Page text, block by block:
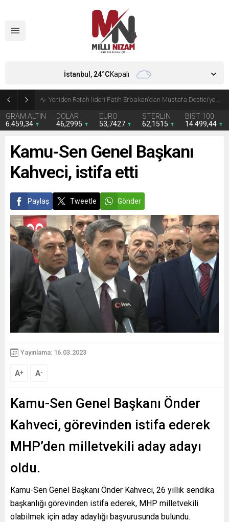
Kira giderleri ilk kez gıdayı geride bıraktı
GRAM ALTIN
6.459,34
DOLAR
46,2995
EURO
53,7427
STERLİN
62,1515
BIST 100
14.499,44
İstanbul, 24°CKapalı
Kamu-Sen Genel Başkanı
Kahveci, istifa etti
Paylaş Tweetle Gönder
Yayınlama: 16.03.2023
A+ A-
Kamu-Sen Genel Başkanı Önder
Kahveci, görevinden istifa ederek
MHP’den milletvekili aday adayı
oldu.
Kamu-Sen Genel Başkanı Önder Kahveci, 26 yıllık sendika
başkanlığı görevinden istifa ederek, MHP milletvekili
olabilmek için aday adaylığı başvurusunda bulundu.